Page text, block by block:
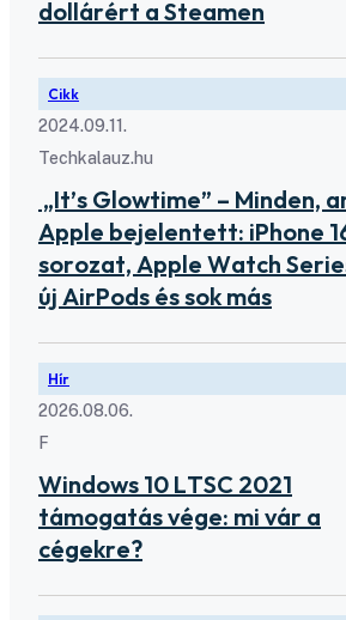
dollárért a Steamen
Cikk
2024.09.11.
Techkalauz.hu
„It’s Glowtime” – Minden,
Apple bejelentett: iPhone
sorozat, Apple Watch
új AirPods és sok más
Hír
2026.08.06.
F
Windows 10 LTSC 2021
támogatás vége: mi vár a
cégekre?